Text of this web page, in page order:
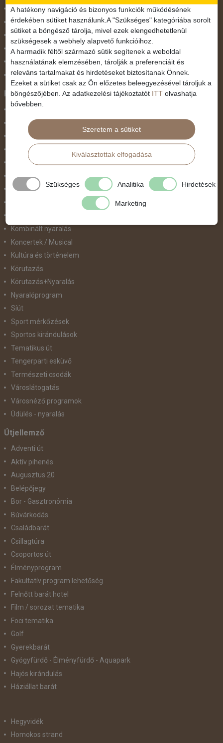
November 1.
Október 23.
Pünkösdi utazás
Szilveszter
Tavaszi szünet
Valentin nap
Programtípus
Belépőjegy
Egyéni út
Egzotikus út
Fesztiválok
Golfút
Gyalogtúra
Kombinált nyaralás
Koncertek / Musical
Kultúra és történelem
Körutazás
Körutazás+Nyaralás
Nyaralóprogram
Síút
Sport mérkőzések
Sportos kirándulások
Tematikus út
Tengerparti esküvő
Természeti csodák
Városlátogatás
Városnéző programok
Üdülés - nyaralás
Útjellemző
Adventi út
Aktív pihenés
Augusztus 20
Belépőjegy
Bor - Gasztronómia
Búvárkodás
Családbarát
Csillagtúra
Csoportos út
Élményprogram
Fakultatív program lehetőség
Felnőtt barát hotel
Film / sorozat tematika
Foci tematika
Golf
Gyerekbarát
Gyógyfürdő - Élményfürdő - Aquapark
Hajós kirándulás
Háziállat barát
Hegyvidék
Homokos strand
A hatékony navigáció és bizonyos funkciók működésének
érdekében sütiket használunk.A "Szükséges" kategóriába sorolt
sütiket a böngésző tárolja, mivel ezek elengedhetetlenül
szükségesek a webhely alapvető funkcióihoz.
A harmadik féltől származó sütik segítenek a weboldal
használatának elemzésében, tárolják a preferenciáit és
releváns tartalmakat és hirdetéseket biztosítanak Önnek.
Ezeket a sütiket csak az Ön előzetes beleegyezésével tároljuk a
böngészőjében. Az adatkezelési tájékoztatót ITT olvashatja
bővebben.
Szeretem a sütiket
Kiválasztottak elfogadása
Szükséges Analitika Hirdetések
Marketing